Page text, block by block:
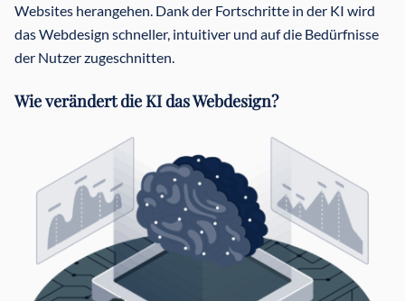
Websites herangehen. Dank der Fortschritte in der KI wird
das Webdesign schneller, intuitiver und auf die Bedürfnisse
der Nutzer zugeschnitten.
Wie verändert die KI das Webdesign?